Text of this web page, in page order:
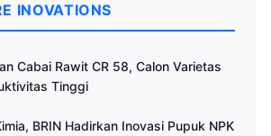
INOVATIONS
Cabai Rawit CR 58, Calon Varietas
Tinggi
BRIN Hadirkan Inovasi Pupuk NPK